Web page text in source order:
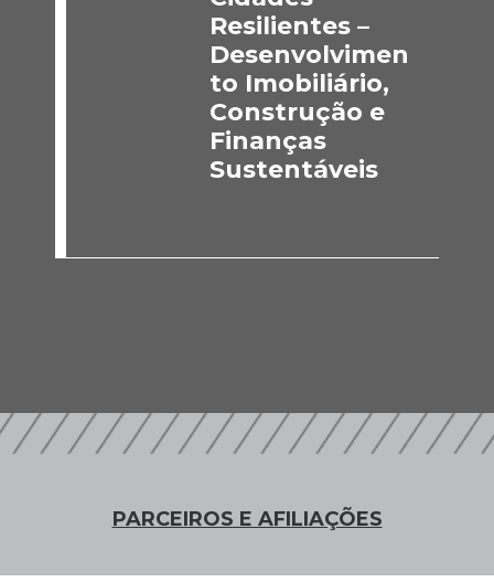
Resilientes –
Desenvolvimen
to Imobiliário,
Construção e
Finanças
Sustentáveis
PARCEIROS E AFILIAÇÕES